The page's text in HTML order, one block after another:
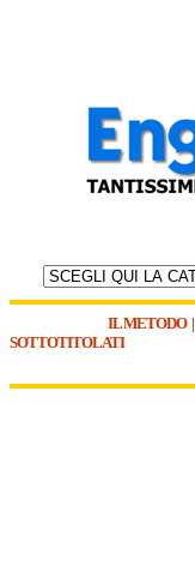
IL METODO|
SOTTOTITOLATI